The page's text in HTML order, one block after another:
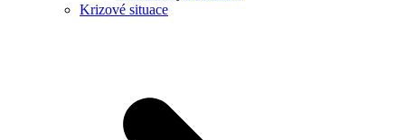
Krizové situace